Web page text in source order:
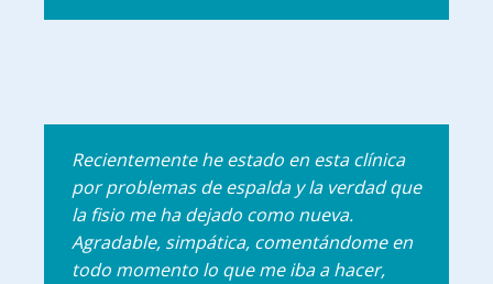
Recientemente he estado en esta clínica
por problemas de espalda y la verdad que
la fisio me ha dejado como nueva.
Agradable, simpática, comentándome en
todo momento lo que me iba a hacer,